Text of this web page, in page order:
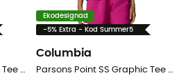
Parsons Point SS Graphic Tee - T-shirt - Dam
Ekodesignad
-5% Extra - Kod Summer5
Columbia
Parsons Point SS Graphic Tee - T-shirt - Dam